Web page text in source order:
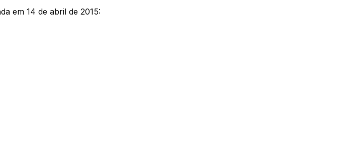
em 14 de abril de 2015: